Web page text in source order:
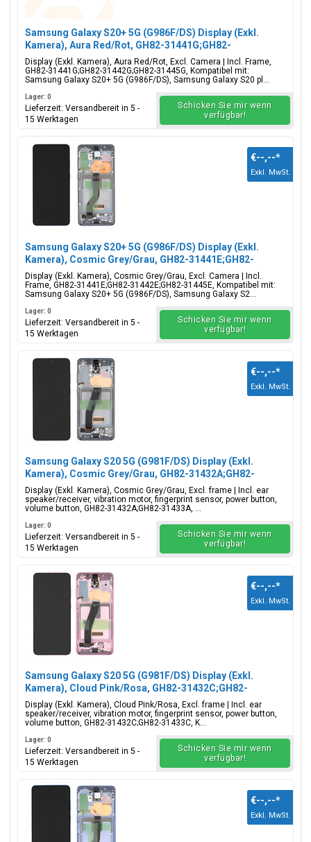
Samsung Galaxy S20+ 5G (G986F/DS) Display (Exkl.
Kamera), Aura Red/Rot, GH82-31441G;GH82-
31442G;GH82-31445G
Display (Exkl. Kamera), Aura Red/Rot, Excl. Camera | Incl. Frame,
GH82-31441G;GH82-31442G;GH82-31445G, Kompatibel mit:
Samsung Galaxy S20+ 5G (G986F/DS), Samsung Galaxy S20 pl...
Lager: 0
Lieferzeit: Versandbereit in 5 -
15 Werktagen
Schicken Sie mir wenn
verfügbar!
Samsung Galaxy S20+ 5G (G986F/DS) Display (Exkl.
Kamera), Cosmic Grey/Grau, GH82-31441E;GH82-
31442E;GH82-31445E
Display (Exkl. Kamera), Cosmic Grey/Grau, Excl. Camera | Incl.
Frame, GH82-31441E;GH82-31442E;GH82-31445E, Kompatibel mit:
Samsung Galaxy S20+ 5G (G986F/DS), Samsung Galaxy S2...
€--,--*
Exkl. MwSt.
Lager: 0
Lieferzeit: Versandbereit in 5 -
15 Werktagen
Schicken Sie mir wenn
verfügbar!
Samsung Galaxy S20 5G (G981F/DS) Display (Exkl.
Kamera), Cosmic Grey/Grau, GH82-31432A;GH82-
31433A
Display (Exkl. Kamera), Cosmic Grey/Grau, Excl. frame | Incl. ear
speaker/receiver, vibration motor, fingerprint sensor, power button,
volume button, GH82-31432A;GH82-31433A, ...
€--,--*
Exkl. MwSt.
Lager: 0
Lieferzeit: Versandbereit in 5 -
15 Werktagen
Schicken Sie mir wenn
verfügbar!
Samsung Galaxy S20 5G (G981F/DS) Display (Exkl.
Kamera), Cloud Pink/Rosa, GH82-31432C;GH82-
31433C
Display (Exkl. Kamera), Cloud Pink/Rosa, Excl. frame | Incl. ear
speaker/receiver, vibration motor, fingerprint sensor, power button,
volume button, GH82-31432C;GH82-31433C, K...
€--,--*
Exkl. MwSt.
Lager: 0
Lieferzeit: Versandbereit in 5 -
15 Werktagen
Schicken Sie mir wenn
verfügbar!
€--,--*
Exkl. MwSt.